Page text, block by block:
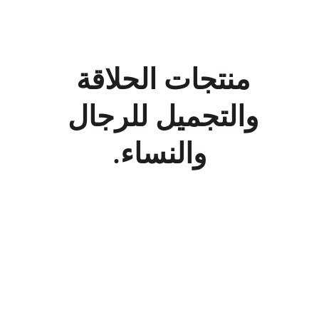
منتجات الحلاقة
والتجميل للرجال
والنساء.